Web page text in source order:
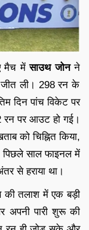
मैच मेंसाउथ जोनने
ली। 298 रन के
दिन पांच विकेट पर
पर आउट हो गई।
को चिह्नित किया,
साल फाइनल में
से हराया था।
की तलाश में एक बड़ी
अपनी पारी शुरू की